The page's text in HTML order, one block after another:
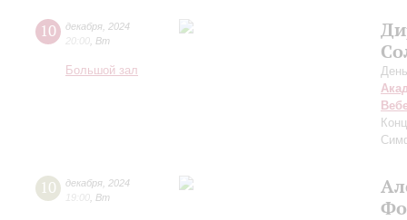
10 декабря 2024
20:00 Вт
Большой зал
10 декабря 2024
19:00 Вт